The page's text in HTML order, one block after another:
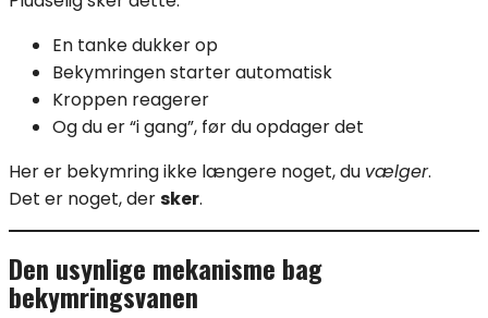
En tanke dukker op
Bekymringen starter automatisk
Kroppen reagerer
Og du er “i gang”, før du opdager det
Her er bekymring ikke længere noget, du vælger.
Det er noget, dersker.
Den usynlige mekanisme bag
bekymringsvanen